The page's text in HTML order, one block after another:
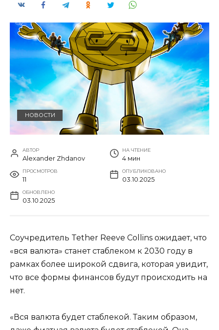
НОВОСТИ
АВТОР
Alexander Zhdanov
НА ЧТЕНИЕ
4 мин
ПРОСМОТРОВ
11
ОПУБЛИКОВАНО
03.10.2025
ОБНОВЛЕНО
03.10.2025
Соучредитель Tether Reeve Collins ожидает, что
«вся валюта» станет стаблеком к 2030 году в
рамках более широкой сдвига, которая увидит,
что все формы финансов будут происходить на
нет.
«Вся валюта будет стаблекой. Таким образом,